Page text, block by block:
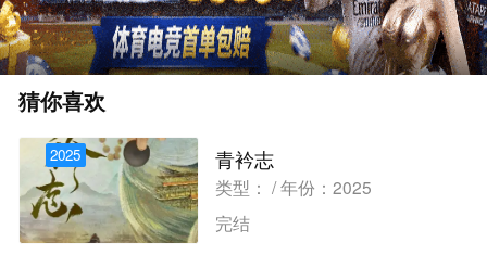
猜你喜欢
2025 青衿志
类型： / 年份：2025
完结